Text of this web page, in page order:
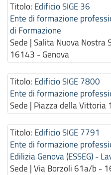
Titolo: Edificio SIGE 36
Ente di formazione
di Formazione
Sede | Salita Nuova Nostra
16143 - Genova
Titolo: Edificio SIGE 7800
Ente di formazione
Sede | Piazza della
Titolo: Edificio SIGE 7791
Ente di formazione
Edilizia Genova (ESSEG) -
Sede | Via Borzoli 61a/b -